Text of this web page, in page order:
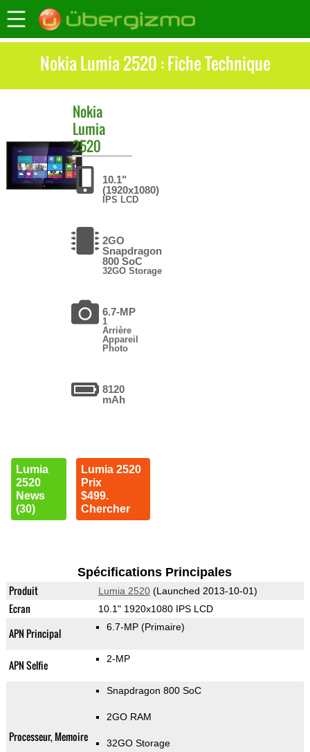
Nokia Lumia 2520 : Fiche Technique
Nokia
Lumia
2520
10.1"
(1920x1080)
IPS LCD
2GO
Snapdragon
800 SoC
32GO Storage
6.7-MP
1
Arrière
Appareil
Photo
8120
mAh
Lumia
2520
News
(30)
Lumia 2520
Prix
$499.
Chercher
Spécifications Principales
Produit Lumia 2520(Launched 2013-10-01)
Ecran 10.1" 1920x1080 IPS LCD
APN Principal 6.7-MP (Primaire)
APN Selfie 2-MP
Processeur, Memoire
Snapdragon 800 SoC
2GO RAM
32GO Storage